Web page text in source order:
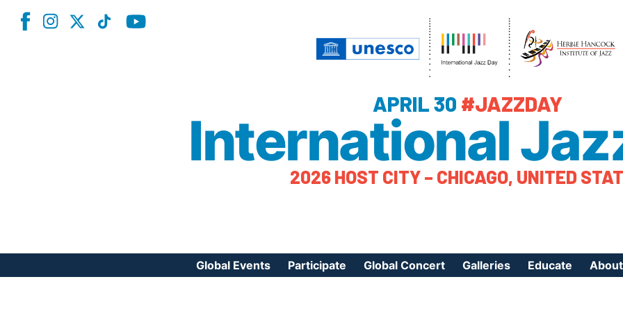
APRIL 30 #JAZZDAY
International
2026 HOST CITY – CHICAGO, UNITED
Global Events Participate Global Concert Galleries Educate About